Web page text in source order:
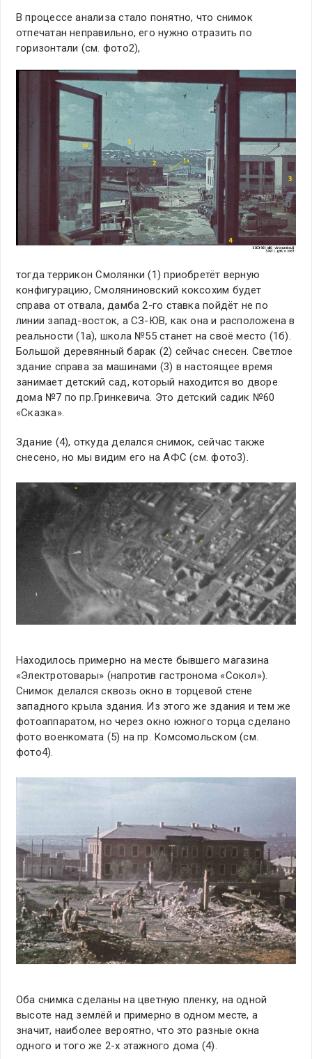
В процессе анализа стало понятно, что снимок
отпечатан неправильно, его нужно отразить по
горизонтали (см. фото2),
тогда террикон Смолянки (1) приобретёт верную
конфигурацию, Смоляниновский коксохим будет
справа от отвала, дамба 2-го ставка пойдёт не по
линии запад-восток, а СЗ-ЮВ, как она и расположена в
реальности (1а), школа №55 станет на своё место (1б).
Большой деревянный барак (2) сейчас снесен. Светлое
здание справа за машинами (3) в настоящее время
занимает детский сад, который находится во дворе
дома №7 по пр.Гринкевича. Это детский садик №60
«Сказка».
Здание (4), откуда делался снимок, сейчас также
снесено, но мы видим его на АФС (см. фото3).
Находилось примерно на месте бывшего магазина
«Электротовары» (напротив гастронома «Сокол»).
Снимок делался сквозь окно в торцевой стене
западного крыла здания. Из этого же здания и тем же
фотоаппаратом, но через окно южного торца сделано
фото военкомата (5) на пр. Комсомольском (см.
фото4).
Оба снимка сделаны на цветную пленку, на одной
высоте над землёй и примерно в одном месте, а
значит, наиболее вероятно, что это разные окна
одного и того же 2-х этажного дома (4).